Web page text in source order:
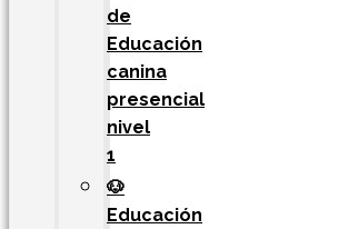
de
Educación
canina
presencial
nivel
1
🐶
Educación